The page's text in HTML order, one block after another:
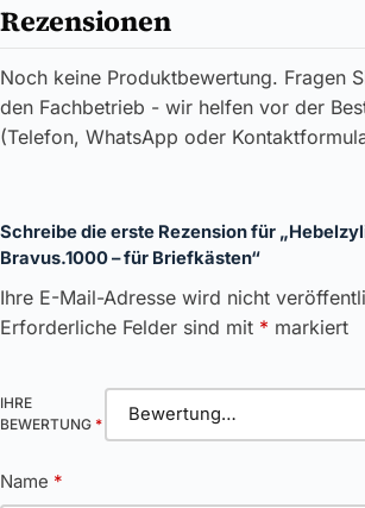
Rezensionen
Noch keine Produktbewertung. Fragen
den Fachbetrieb - wir helfen vor der
(Telefon, WhatsApp oder
Schreibe die erste Rezension für
Bravus.1000 – für Briefkästen“
Ihre E-Mail-Adresse wird nicht
Erforderliche Felder sind mit * markiert
IHRE
BEWERTUNG *
Name *